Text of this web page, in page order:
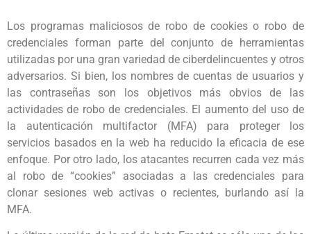
Los programas maliciosos de robo de cookies o robo de
credenciales forman parte del conjunto de herramientas
utilizadas por una gran variedad de ciberdelincuentes y otros
adversarios. Si bien, los nombres de cuentas de usuarios y
las contraseñas son los objetivos más obvios de las
actividades de robo de credenciales. El aumento del uso de
la autenticación multifactor (MFA) para proteger los
servicios basados en la web ha reducido la eficacia de ese
enfoque. Por otro lado, los atacantes recurren cada vez más
al robo de “cookies” asociadas a las credenciales para
clonar sesiones web activas o recientes, burlando así la
MFA.